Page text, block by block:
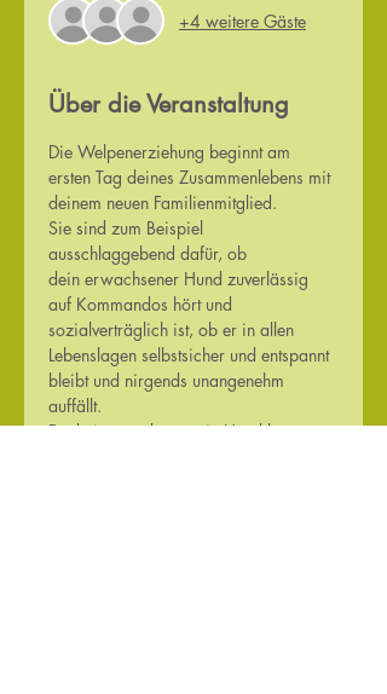
+4 weitere Gäste
Über die Veranstaltung
Die Welpenerziehung beginnt am
ersten Tag deines Zusammenlebens mit
deinem neuen Familienmitglied.
Sie sind zum Beispiel
ausschlaggebend dafür, ob
dein erwachsener Hund zuverlässig
auf Kommandos hört und
sozialverträglich ist, ob er in allen
Lebenslagen selbstsicher und entspannt
bleibt und nirgends unangenehm
auffällt.
Denkt immer daran: ein Hund kann nur